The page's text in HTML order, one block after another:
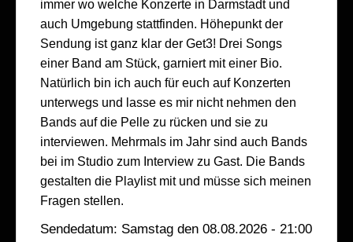
immer wo welche Konzerte in Darmstadt und
auch Umgebung stattfinden. Höhepunkt der
Sendung ist ganz klar der Get3! Drei Songs
einer Band am Stück, garniert mit einer Bio.
Natürlich bin ich auch für euch auf Konzerten
unterwegs und lasse es mir nicht nehmen den
Bands auf die Pelle zu rücken und sie zu
interviewen. Mehrmals im Jahr sind auch Bands
bei im Studio zum Interview zu Gast. Die Bands
gestalten die Playlist mit und müsse sich meinen
Fragen stellen.
Sendedatum: Samstag den 08.08.2026 - 21:00